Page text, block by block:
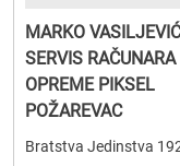
MARKO
SERVIS
OPREME PIKSEL
POŽAREVAC
Bratstva Jedinstva